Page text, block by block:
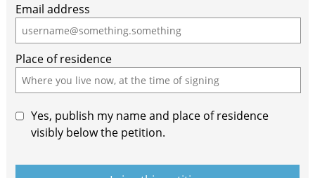
Email address
Place of residence
Yes, publish my name and place of residence
visibly below the petition.